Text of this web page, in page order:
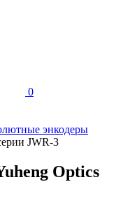
0
энкодеры
JWR-3
Optics